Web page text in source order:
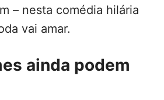
– nesta comédia hilária
vai amar.
ainda podem